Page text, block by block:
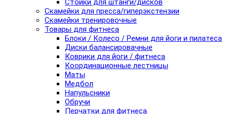
Стойки для штанги/дисков
Скамейки для пресса/гиперэкстензии
Скамейки тренировочные
Товары для фитнеса
Блоки / Колесо / Ремни для йоги и пилатеса
Диски балансировачные
Коврики для йоги / фитнеса
Координационные лестницы
Маты
Медбол
Напульсники
Обручи
Перчатки для фитнеса